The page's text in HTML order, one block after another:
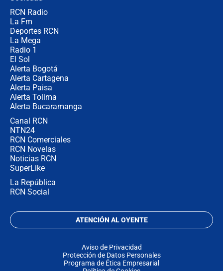
RCN Radio
La Fm
Deportes RCN
La Mega
Radio 1
El Sol
Alerta Bogotá
Alerta Cartagena
Alerta Paisa
Alerta Tolima
Alerta Bucaramanga
Canal RCN
NTN24
RCN Comerciales
RCN Novelas
Noticias RCN
SuperLike
La República
RCN Social
ATENCIÓN AL OYENTE
Aviso de Privacidad
Protección de Datos Personales
Programa de Ética Empresarial